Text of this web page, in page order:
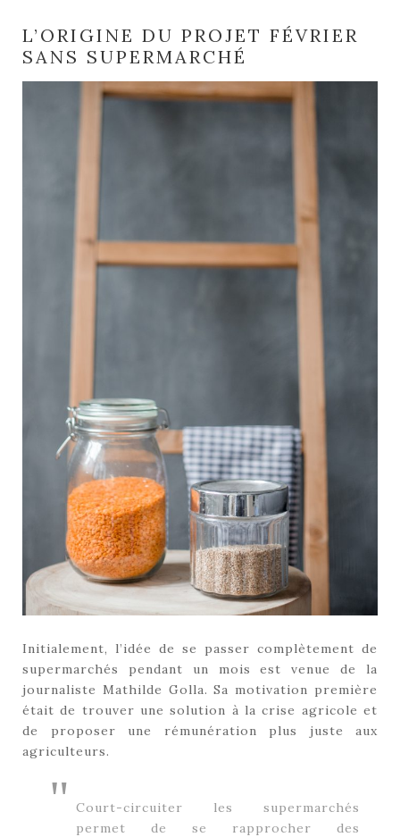
L’ORIGINE DU PROJET FÉVRIER
SANS SUPERMARCHÉ
Initialement, l’idée de se passer complètement de
supermarchés pendant un mois est venue de la
journaliste Mathilde Golla. Sa motivation première
était de trouver une solution à la crise agricole et
de proposer une rémunération plus juste aux
agriculteurs.
Court-circuiter les supermarchés
permet de se rapprocher des